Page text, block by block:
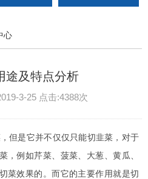
心
途及特点分析
3-25 点击:4388次
但是它并不仅仅只能切韭菜，对于
，例如芹菜、菠菜、大葱、黄瓜、
菜效果的。而它的主要作用就是切